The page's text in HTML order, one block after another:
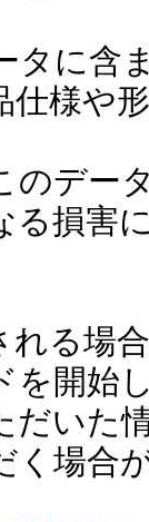
に含
仕様や
デー
る損害
れる場
を開始
だいた
く場合